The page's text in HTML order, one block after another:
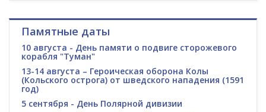
Памятные даты
10 августа - День памяти о подвиге сторожевого
корабля "Туман"
13-14 августа – Героическая оборона Колы
(Кольского острога) от шведского нападения (1591
год)
5 сентября - День Полярной дивизии